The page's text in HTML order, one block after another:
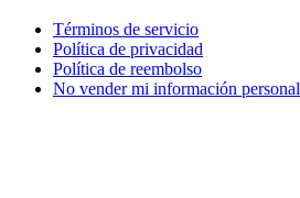
Términos de servicio
Política de privacidad
Política de reembolso
No vender mi información personal